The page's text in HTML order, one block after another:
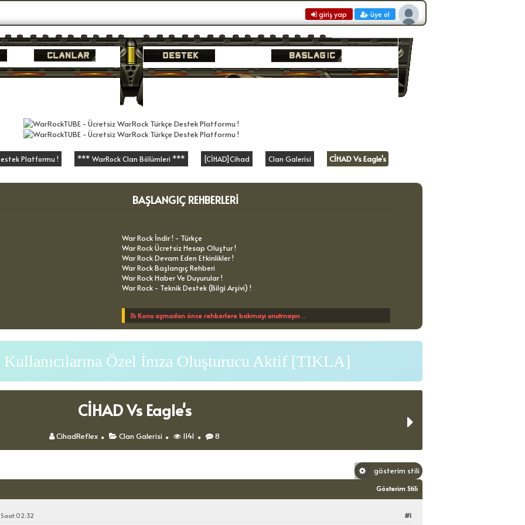
giriş yap üye ol
Platformu ! *** WarRock Clan Bölümleri *** [CİHAD]Cihad Clan Galerisi CİHAD Vs Eagle's
BAŞLANGIÇ REHBERLERI
War Rock İndir ! - Türkçe
War Rock Ücretsiz Hesap Oluştur !
War Rock Devam Eden Etkinlikler !
War Rock Başlangıç Rehberi
War Rock Haber Ve Duyurular !
War Rock - Teknik Destek (Bilgi Arşivi) !
Konu açmadan önce rehberlere bakmayı unutmayın ..
Kullanıcılarına Özel İmza Oluşturucu Aktif [TIKLA]
CİHAD Vs Eagle's
CihadReflex Clan Galerisi 1141 8
gösterim stili
Gösterim Stili
#1